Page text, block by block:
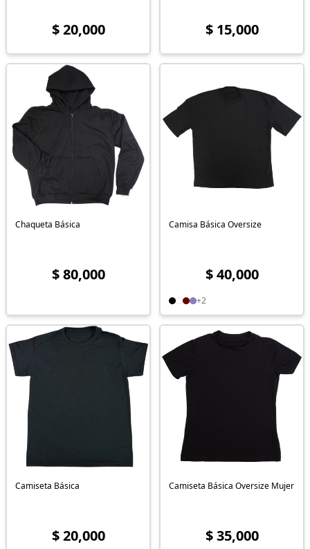
$ 20,000 $ 15,000
Chaqueta Básica
$ 80,000
Camisa Básica Oversize
$ 40,000
+2
Camiseta Básica
$ 20,000
Camiseta Básica Oversize Mujer
$ 35,000